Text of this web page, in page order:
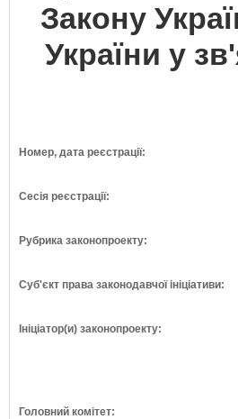
Закону
України у
Номер, дата реєстрації:
Сесія реєстрації:
Рубрика законопроекту:
Суб'єкт права законодавчої ініціативи:
Ініціатор(и) законопроекту:
Головний комітет: